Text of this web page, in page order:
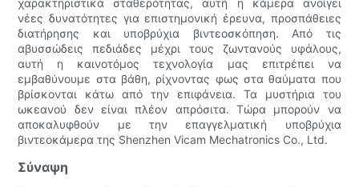
χαρακτηριστικά σταθερότητας, αυτή η κάμερα ανοίγει
νέες δυνατότητες για επιστημονική έρευνα, προσπάθειες
διατήρησης και υποβρύχια βιντεοσκόπηση. Από τις
αβυσσώδεις πεδιάδες μέχρι τους ζωντανούς υφάλους,
αυτή η καινοτόμος τεχνολογία μας επιτρέπει να
εμβαθύνουμε στα βάθη, ρίχνοντας φως στα θαύματα που
βρίσκονται κάτω από την επιφάνεια. Τα μυστήρια του
ωκεανού δεν είναι πλέον απρόσιτα. Τώρα μπορούν να
αποκαλυφθούν με την επαγγελματική υποβρύχια
βιντεοκάμερα της Shenzhen Vicam Mechatronics Co., Ltd.
Σύναψη